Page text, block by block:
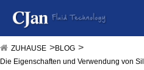
ZUHAUSE
BLOG
Die Eigenschaften und Verwendung von